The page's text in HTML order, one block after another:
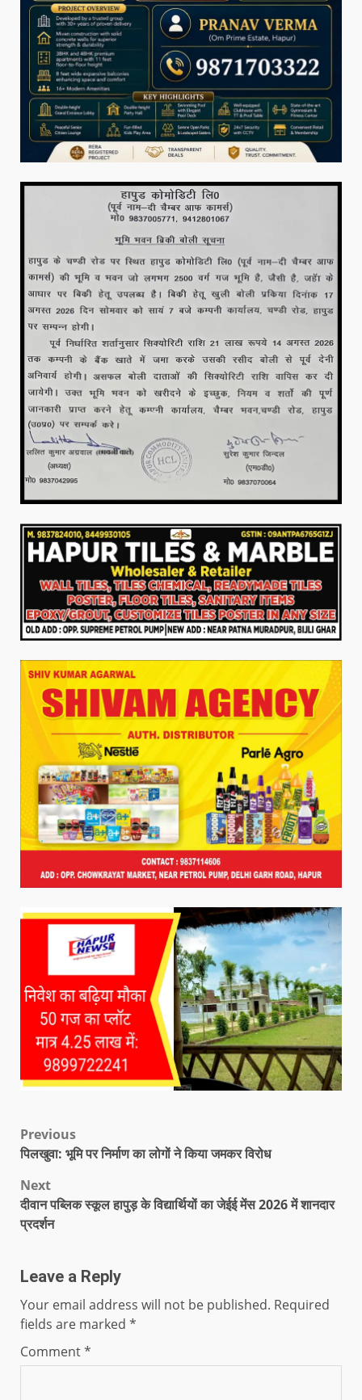
Previous
पिलखुवा: भूमि पर निर्माण का लोगों ने किया जमकर विरोध
Next
दीवान पब्लिक स्कूल हापुड़ के विद्यार्थियों का जेईई मेंस 2026 में शानदार
प्रदर्शन
Leave a Reply
Your email address will not be published. Required
fields are marked *
Comment*